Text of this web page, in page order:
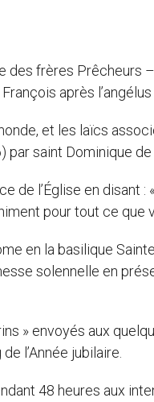
des frères Prêcheurs
après
et les laïcs
saint Dominique de
de l’Église en disant
pour tout ce que
en la basilique
solennelle en
» envoyés aux
l’Année jubilaire.
48 heures aux